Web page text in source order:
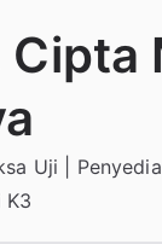
Cipta
Uji |
K3